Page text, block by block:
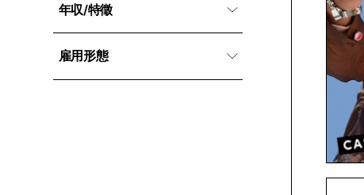
年収/特徵
雇用形態